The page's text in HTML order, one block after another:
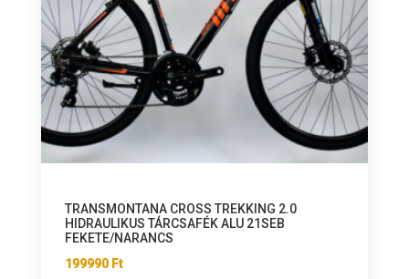
TRANSMONTANA CROSS TREKKING 2.0
HIDRAULIKUS TÁRCSAFÉK ALU 21SEB
FEKETE/NARANCS
199990 Ft